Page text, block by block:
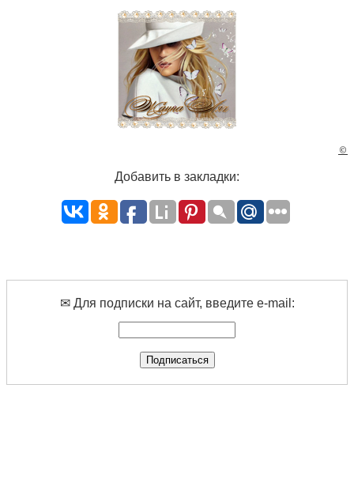
©
Добавить в закладки:
✉ Для подписки на сайт, введите e-mail: